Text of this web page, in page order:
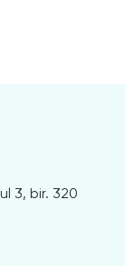
3, bir. 320